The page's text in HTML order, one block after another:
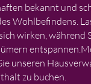
bekannt und
Wohlbefindens.
wirken, während
entspannen.
unseren
zu buchen.